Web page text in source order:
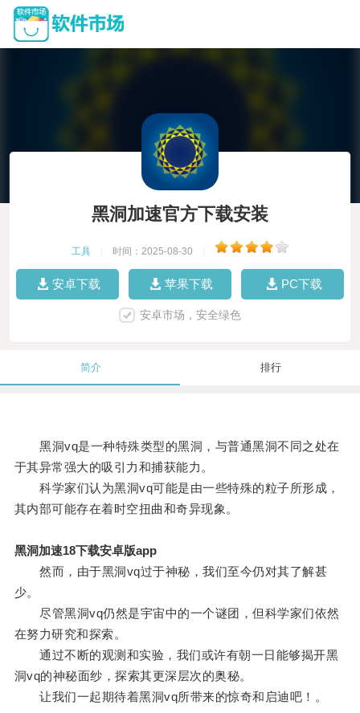
黑洞加速官方下载安装
工具 时间：2025-08-30
安卓下载 苹果下载 PC下载
安卓市场，安全绿色
简介 排行
黑洞vq是一种特殊类型的黑洞，与普通黑洞不同之处在
于其异常强大的吸引力和捕获能力。
科学家们认为黑洞vq可能是由一些特殊的粒子所形成，
其内部可能存在着时空扭曲和奇异现象。
黑洞加速18下载安卓版app
然而，由于黑洞vq过于神秘，我们至今仍对其了解甚
少。
尽管黑洞vq仍然是宇宙中的一个谜团，但科学家们依然
在努力研究和探索。
通过不断的观测和实验，我们或许有朝一日能够揭开黑
洞vq的神秘面纱，探索其更深层次的奥秘。
让我们一起期待着黑洞vq所带来的惊奇和启迪吧！。